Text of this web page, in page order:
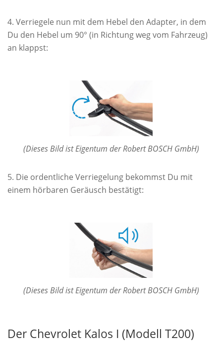
Verriegele nun mit dem Hebel den Adapter, in dem
Du den Hebel um 90° (in Richtung weg vom Fahrzeug)
an klappst:
(Dieses Bild ist Eigentum der Robert BOSCH GmbH)
Die ordentliche Verriegelung bekommst Du mit
einem hörbaren Geräusch bestätigt:
(Dieses Bild ist Eigentum der Robert BOSCH GmbH)
Der Chevrolet Kalos I (Modell T200)